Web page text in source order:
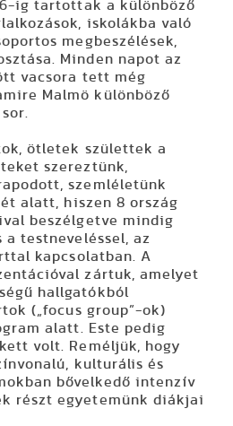
ig tartottak a különböző
iskolákba való
megbeszélések,
Minden napot az
vacsora tett még
Malmö különböző
ötletek születtek a
szereztünk,
szemléletünk
alatt, hiszen 8 ország
beszélgetve mindig
testneveléssel, az
kapcsolatban. A
zártuk, amelyet
hallgatókból
(„focus group”-ok)
alatt. Este pedig
volt. Reméljük, hogy
kulturális és
bővelkedő intenzív
részt egyetemünk diákjai